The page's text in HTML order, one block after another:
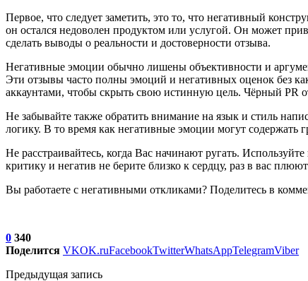
Первое, что следует заметить, это то, что негативный
он остался недоволен продуктом или услугой. Он может
сделать выводы о реальности и достоверности отзыва.
Негативные эмоции обычно лишены объективности и
Эти отзывы часто полны эмоций и негативных оценок без
аккаунтами, чтобы скрыть свою истинную цель. Чёрный PR
Не забывайте также обратить внимание на язык и стиль
логику. В то время как негативные эмоции могут
Не расстраивайтесь, когда Вас начинают ругать.
критику и негатив не берите близко к сердцу, раз в вас
Вы работаете с негативными откликами? Поделитесь в
0 340
Поделится VKOK.ruFacebookTwitterWhatsAppTelegramViber
Предыдущая запись